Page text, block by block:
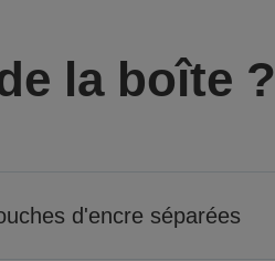
la boîte ?
d'encre séparées